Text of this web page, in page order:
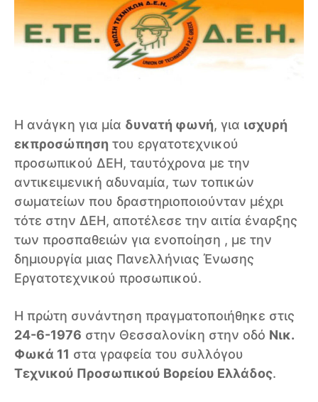
Η ανάγκη για μία δυνατή φωνή, για ισχυρή
εκπροσώπηση του εργατοτεχνικού
προσωπικού ΔΕΗ, ταυτόχρονα με την
αντικειμενική αδυναμία, των τοπικών
σωματείων που δραστηριοποιούνταν μέχρι
τότε στην ΔΕΗ, αποτέλεσε την αιτία έναρξης
των προσπαθειών για ενοποίηση , με την
δημιουργία μιας Πανελλήνιας Ένωσης
Εργατοτεχνικού προσωπικού.
Η πρώτη συνάντηση πραγματοποιήθηκε στις
24-6-1976 στην Θεσσαλονίκη στην οδό Νικ.
Φωκά 11 στα γραφεία του συλλόγου
Τεχνικού Προσωπικού Βορείου Ελλάδος.